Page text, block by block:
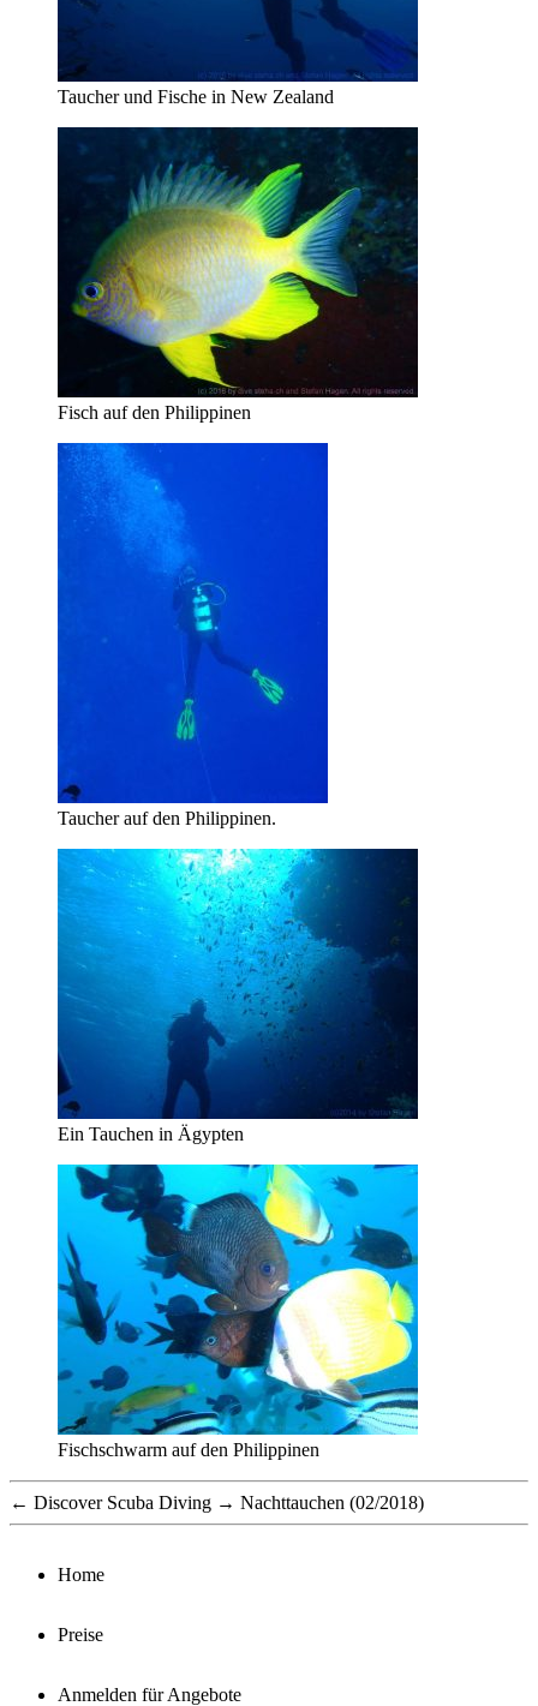
Taucher und Fische in New Zealand
Fisch auf den Philippinen
Taucher auf den Philippinen.
Ein Tauchen in Ägypten
Fischschwarm auf den Philippinen
← Discover Scuba Diving → Nachttauchen (02/2018)
Home
Preise
Anmelden für Angebote